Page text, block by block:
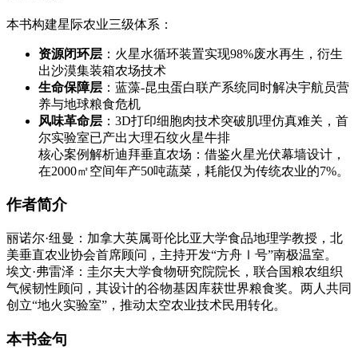
本书构建星际农业三级体系：
资源闭环层 ：火星水循环装置实现98%废水再生，衍生
出沙漠集装箱农场技术
生命保障层 ：蓝藻-昆虫蛋白联产系统同时解决宇航员营
养与地球粮食危机
风味革命层 ：3D打印细胞肉技术突破肌理仿真难关，首
尔实验室已产出大理石纹火星牛排
核心案例解析迪拜垂直农场：借鉴火星光伏幕墙设计，
在2000㎡空间年产50吨蔬菜，耗能仅为传统农业的7%。
作者简介
丽诺尔·纽曼：加拿大英属哥伦比亚大学食品地理学教授，北
美垂直农业协会首席顾问，主持开发“方舟Ⅰ号”南极温室。
埃文·弗雷泽：圭尔夫大学食物研究院院长，联合国粮农组织
气候韧性顾问，其设计的谷物基因库获世界粮食奖。两人共同
创立“地火实验室”，推动太空农业技术民用转化。
本书金句